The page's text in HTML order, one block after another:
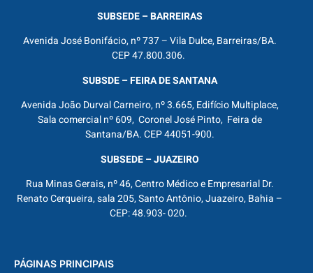
SUBSEDE – BARREIRAS
Avenida José Bonifácio, nº 737 – Vila Dulce, Barreiras/BA.
CEP 47.800.306.
SUBSDE – FEIRA DE SANTANA
Avenida João Durval Carneiro, nº 3.665, Edifício Multiplace,
Sala comercial nº 609, Coronel José Pinto, Feira de
Santana/BA. CEP 44051-900.
SUBSEDE – JUAZEIRO
Rua Minas Gerais, nº 46, Centro Médico e Empresarial Dr.
Renato Cerqueira, sala 205, Santo Antônio, Juazeiro, Bahia –
CEP: 48.903- 020.
PÁGINAS PRINCIPAIS